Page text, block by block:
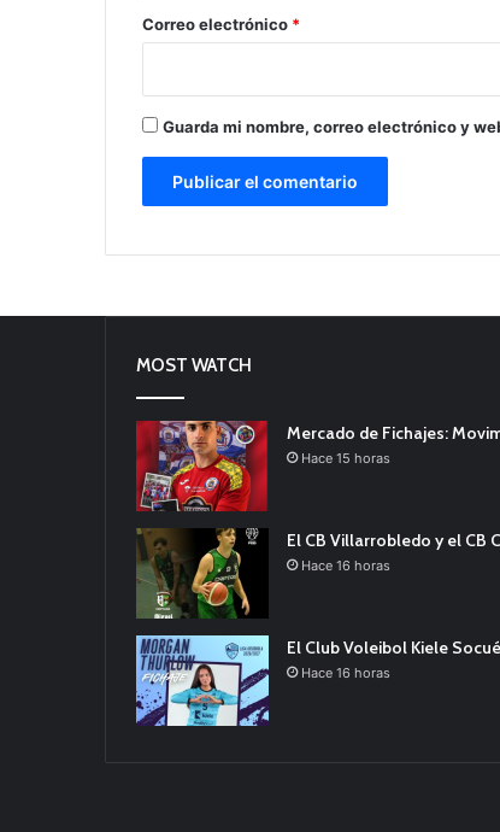
*
Correo electrónico *
Guarda mi nombre, correo electrónico y
MOST WATCH
Mercado de Fichajes:
Hace 15 horas
El CB Villarrobledo y el CB
Hace 16 horas
El Club Voleibol Kiele
Hace 16 horas